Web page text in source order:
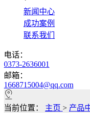
新闻中心
成功案例
联系我们
电话：
0373-2636001
邮箱：
1668715004@qq.com
当前位置： 主页 > 产品